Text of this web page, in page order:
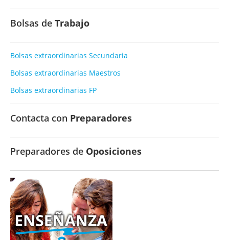
Bolsas de Trabajo
Bolsas extraordinarias Secundaria
Bolsas extraordinarias Maestros
Bolsas extraordinarias FP
Contacta con Preparadores
Preparadores de Oposiciones